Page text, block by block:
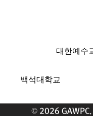
대한예수
백석대학교
© 2026 GAWPC.